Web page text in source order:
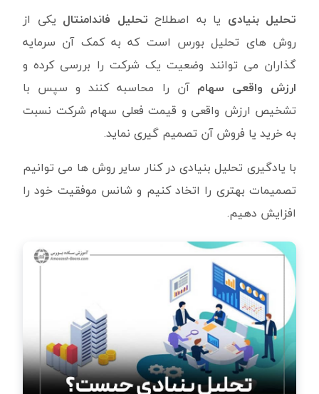
تحلیل بنیادی یا به اصطلاح تحلیل فاندامنتال یکی از
روش های تحلیل بورس است که به کمک آن سرمایه
گذاران می توانند وضعیت یک شرکت را بررسی کرده و
ارزش واقعی سهام آن را محاسبه کنند و سپس با
تشخیص ارزش واقعی و قیمت فعلی سهام شرکت نسبت
به خرید یا فروش آن تصمیم گیری نماید.
با یادگیری تحلیل بنیادی در کنار سایر روش ها می توانیم
تصمیمات بهتری را اتخاد کنیم و شانس موفقیت خود را
افزایش دهیم.